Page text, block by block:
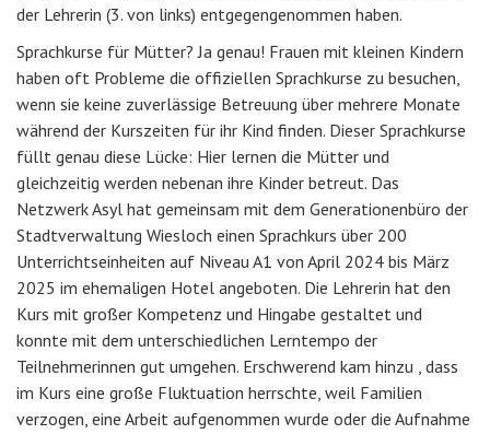
der Lehrerin (3. von links) entgegengenommen haben.
Sprachkurse für Mütter? Ja genau! Frauen mit kleinen Kindern
haben oft Probleme die offiziellen Sprachkurse zu besuchen,
wenn sie keine zuverlässige Betreuung über mehrere Monate
während der Kurszeiten für ihr Kind finden. Dieser Sprachkurse
füllt genau diese Lücke: Hier lernen die Mütter und
gleichzeitig werden nebenan ihre Kinder betreut. Das
Netzwerk Asyl hat gemeinsam mit dem Generationenbüro der
Stadtverwaltung Wiesloch einen Sprachkurs über 200
Unterrichtseinheiten auf Niveau A1 von April 2024 bis März
2025 im ehemaligen Hotel angeboten. Die Lehrerin hat den
Kurs mit großer Kompetenz und Hingabe gestaltet und
konnte mit dem unterschiedlichen Lerntempo der
Teilnehmerinnen gut umgehen. Erschwerend kam hinzu , dass
im Kurs eine große Fluktuation herrschte, weil Familien
verzogen, eine Arbeit aufgenommen wurde oder die Aufnahme